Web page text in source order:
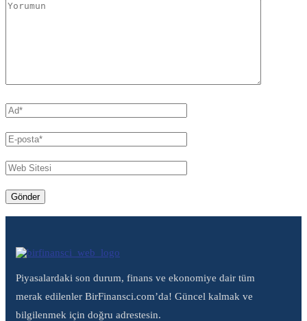
Piyasalardaki son durum, finans ve ekonomiye dair tüm
merak edilenler BirFinansci.com’da! Güncel kalmak ve
bilgilenmek için doğru adrestesin.